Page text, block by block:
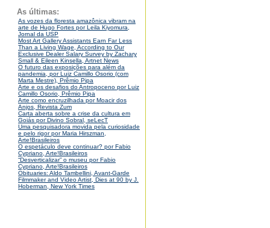
As últimas:
As vozes da floresta amazônica vibram na
arte de Hugo Fortes por Leila Kiyomura,
Jornal da USP
Most Art Gallery Assistants Earn Far Less
Than a Living Wage, According to Our
Exclusive Dealer Salary Survey by Zachary
Small & Eileen Kinsella, Artnet News
O futuro das exposições para além da
pandemia, por Luiz Camillo Osorio (com
Marta Mestre), Prêmio Pipa
Arte e os desafios do Antropoceno por Luiz
Camillo Osorio, Prêmio Pipa
Arte como encruzilhada por Moacir dos
Anjos, Revista Zum
Carta aberta sobre a crise da cultura em
Goiás por Divino Sobral, seLecT
Uma pesquisadora movida pela curiosidade
e pelo rigor por Maria Hirszman,
Arte!Brasileiros
O espetáculo deve continuar? por Fabio
Cypriano, Arte!Brasileiros
“Desverticalizar” o museu por Fabio
Cypriano, Arte!Brasileiros
Obituaries: Aldo Tambellini, Avant-Garde
Filmmaker and Video Artist, Dies at 90 by J.
Hoberman, New York Times